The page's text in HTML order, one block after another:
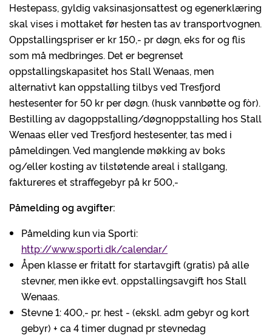
Hestepass, gyldig vaksinasjonsattest og egenerklæring
skal vises i mottaket før hesten tas av transportvognen.
Oppstallingspriser er kr 150,- pr døgn, eks for og flis
som må medbringes. Det er begrenset
oppstallingskapasitet hos Stall Wenaas, men
alternativt kan oppstalling tilbys ved Tresfjord
hestesenter for 50 kr per døgn. (husk vannbøtte og fòr).
Bestilling av dagoppstalling/døgnoppstalling hos Stall
Wenaas eller ved Tresfjord hestesenter, tas med i
påmeldingen. Ved manglende møkking av boks
og/eller kosting av tilstøtende areal i stallgang,
faktureres et straffegebyr på kr 500,-
Påmelding og avgifter:
Påmelding kun via Sporti:
http://www.sporti.dk/calendar/
Åpen klasse er fritatt for startavgift (gratis) på alle
stevner, men ikke evt. oppstallingsavgift hos Stall
Wenaas.
Stevne 1: 400,- pr. hest - (ekskl. adm gebyr og kort
gebyr) + ca 4 timer dugnad pr stevnedag